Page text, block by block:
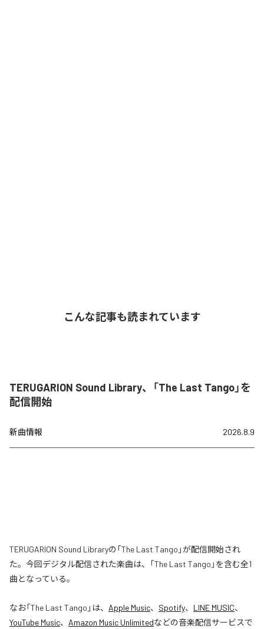
こんな記事も読まれています
TERUGARION Sound Library、「The Last Tango」を
配信開始
新曲情報 2026.8.9
TERUGARION Sound Libraryの「The Last Tango」が配信開始され
た。今回デジタル配信された楽曲は、「The Last Tango」を含む全1
曲となっている。
なお「The Last Tango 」は、 Apple Music、 Spotify、 LINE MUSIC、
YouTube Music、 Amazon Music Unlimitedなどの音楽配信サービスで